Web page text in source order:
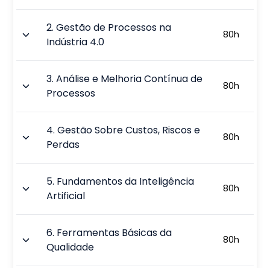
2.Gestão de Processos na
Indústria 4.0
80h
3.Análise e Melhoria Contínua de
Processos
80h
4.Gestão Sobre Custos, Riscos e
Perdas
80h
5. Fundamentos da Inteligência
Artificial
80h
6. Ferramentas Básicas da
Qualidade
80h